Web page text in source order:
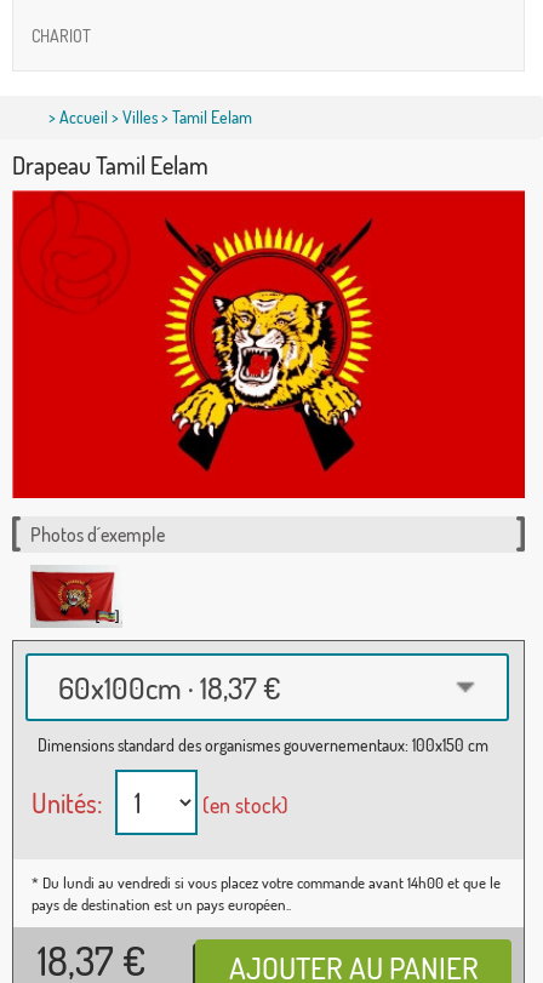
CHARIOT
>Accueil>Villes> Tamil Eelam
Drapeau Tamil Eelam
Photos d´exemple
60x100cm · 18,37 €
Dimensions standard des organismes gouvernementaux: 100x150 cm
Unités: (en stock)
* Du lundi au vendredi si vous placez votre commande avant 14h00 et que le
pays de destination est un pays européen..
18,37 €